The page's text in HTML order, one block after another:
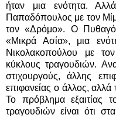
ήταν μια ενότητα.
Παπαδόπουλος με τον
τον «Δρόμο». Ο
«Μικρά Ασία», μια
Νικολακοπούλου με
κύκλους τραγουδιών.
στιχουργούς, άλλης
επιφανείας ο άλλος,
Το πρόβλημα εξαιτίας
τραγουδιών είναι ότι